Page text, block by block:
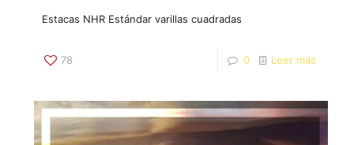
Estacas NHR Estándar varillas cuadradas
78 0 Leer más